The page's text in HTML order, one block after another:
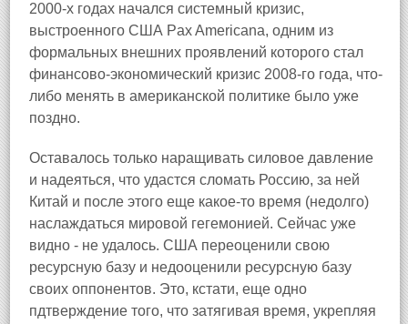
2000-х годах начался системный кризис,
выстроенного США Pax Americana, одним из
формальных внешних проявлений которого стал
финансово-экономический кризис 2008-го года, что-
либо менять в американской политике было уже
поздно.
Оставалось только наращивать силовое давление
и надеяться, что удастся сломать Россию, за ней
Китай и после этого еще какое-то время (недолго)
наслаждаться мировой гегемонией. Сейчас уже
видно - не удалось. США переоценили свою
ресурсную базу и недооценили ресурсную базу
своих оппонентов. Это, кстати, еще одно
пдтверждение того, что затягивая время, укрепляя